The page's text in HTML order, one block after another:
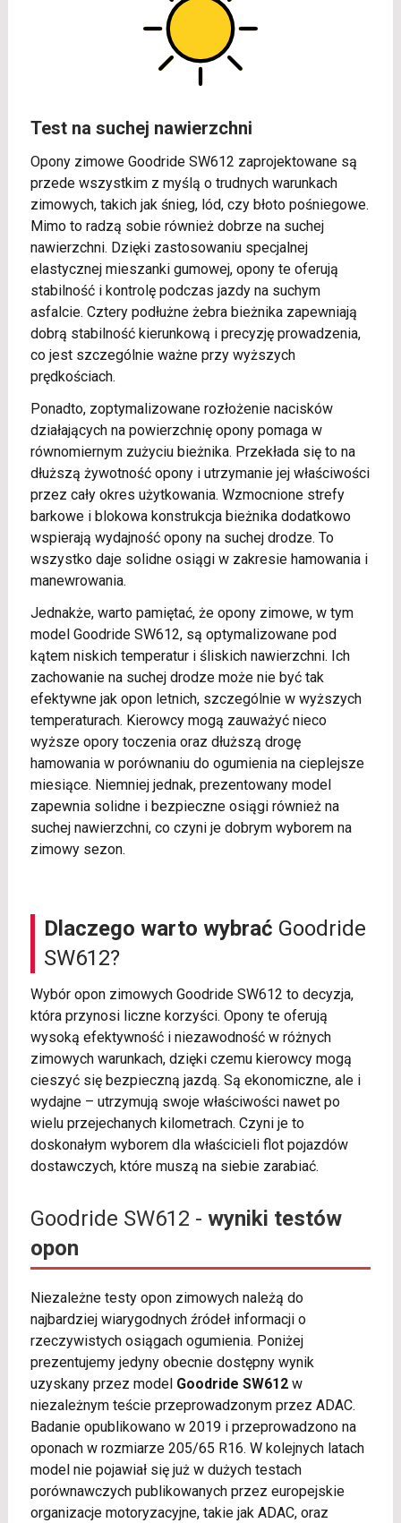
Test na suchej nawierzchni
Opony zimowe Goodride SW612 zaprojektowane są
przede wszystkim z myślą o trudnych warunkach
zimowych, takich jak śnieg, lód, czy błoto pośniegowe.
Mimo to radzą sobie również dobrze na suchej
nawierzchni. Dzięki zastosowaniu specjalnej
elastycznej mieszanki gumowej, opony te oferują
stabilność i kontrolę podczas jazdy na suchym
asfalcie. Cztery podłużne żebra bieżnika zapewniają
dobrą stabilność kierunkową i precyzję prowadzenia,
co jest szczególnie ważne przy wyższych
prędkościach.
Ponadto, zoptymalizowane rozłożenie nacisków
działających na powierzchnię opony pomaga w
równomiernym zużyciu bieżnika. Przekłada się to na
dłuższą żywotność opony i utrzymanie jej właściwości
przez cały okres użytkowania. Wzmocnione strefy
barkowe i blokowa konstrukcja bieżnika dodatkowo
wspierają wydajność opony na suchej drodze. To
wszystko daje solidne osiągi w zakresie hamowania i
manewrowania.
Jednakże, warto pamiętać, że opony zimowe, w tym
model Goodride SW612, są optymalizowane pod
kątem niskich temperatur i śliskich nawierzchni. Ich
zachowanie na suchej drodze może nie być tak
efektywne jak opon letnich, szczególnie w wyższych
temperaturach. Kierowcy mogą zauważyć nieco
wyższe opory toczenia oraz dłuższą drogę
hamowania w porównaniu do ogumienia na cieplejsze
miesiące. Niemniej jednak, prezentowany model
zapewnia solidne i bezpieczne osiągi również na
suchej nawierzchni, co czyni je dobrym wyborem na
zimowy sezon.
Dlaczego warto wybrać Goodride
SW612?
Wybór opon zimowych Goodride SW612 to decyzja,
która przynosi liczne korzyści. Opony te oferują
wysoką efektywność i niezawodność w różnych
zimowych warunkach, dzięki czemu kierowcy mogą
cieszyć się bezpieczną jazdą. Są ekonomiczne, ale i
wydajne – utrzymują swoje właściwości nawet po
wielu przejechanych kilometrach. Czyni je to
doskonałym wyborem dla właścicieli flot pojazdów
dostawczych, które muszą na siebie zarabiać.
Goodride SW612 - wyniki testów
opon
Niezależne testy opon zimowych należą do
najbardziej wiarygodnych źródeł informacji o
rzeczywistych osiągach ogumienia. Poniżej
prezentujemy jedyny obecnie dostępny wynik
uzyskany przez model Goodride SW612w
niezależnym teście przeprowadzonym przez ADAC.
Badanie opublikowano w 2019 i przeprowadzono na
oponach w rozmiarze 205/65 R16. W kolejnych latach
model nie pojawiał się już w dużych testach
porównawczych publikowanych przez europejskie
organizacje motoryzacyjne, takie jak ADAC, oraz